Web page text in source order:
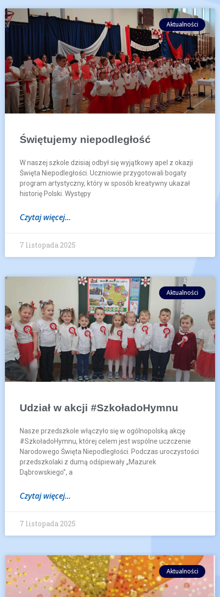
Aktualności
Świętujemy niepodległość
W naszej szkole dzisiaj odbył się wyjątkowy apel z okazji
Święta Niepodległości. Uczniowie przygotowali bogaty
program artystyczny, który w sposób kreatywny ukazał
historię Polski. Występy
Czytaj więcej...
7 listopada 2025
Aktualności
Udział w akcji #SzkoładoHymnu
Nasze przedszkole włączyło się w ogólnopolską akcję
#SzkoładoHymnu, której celem jest wspólne uczczenie
Narodowego Święta Niepodległości. Podczas uroczystości
przedszkolaki z dumą odśpiewały „Mazurek
Dąbrowskiego”, a
Czytaj więcej...
7 listopada 2025
Aktualności